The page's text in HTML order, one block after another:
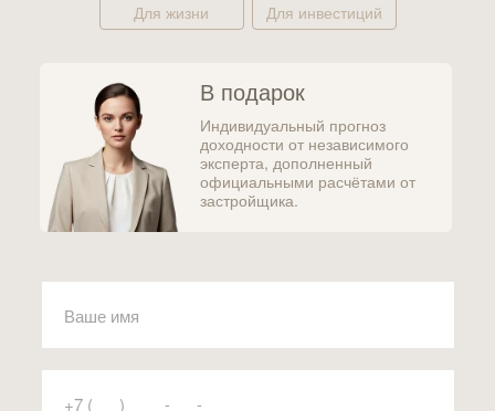
Индивидуальный прогноз
доходности от независимого
эксперта, дополненный
официальными расчётами от
застройщика.
В подарок
Для инвестиций
Для жизни